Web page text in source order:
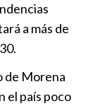
a más de
de Morena
el país poco